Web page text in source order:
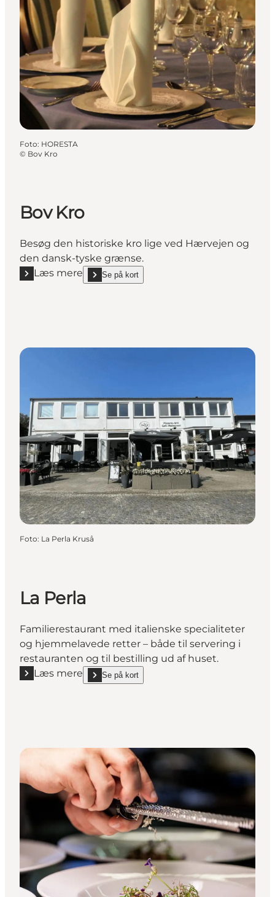
Foto: HORESTA
© Bov Kro
Bov Kro
Besøg den historiske kro lige ved Hærvejen og
den dansk-tyske grænse.
Læs mere
Læs mere "Bov Kro"Se på kort
show Bov Kro on_map
Foto: La Perla Kruså
La Perla
Familierestaurant med italienske specialiteter
og hjemmelavede retter – både til servering i
restauranten og til bestilling ud af huset.
Læs mere
Læs mere "La Perla"Se på kort
show La Perla on_map